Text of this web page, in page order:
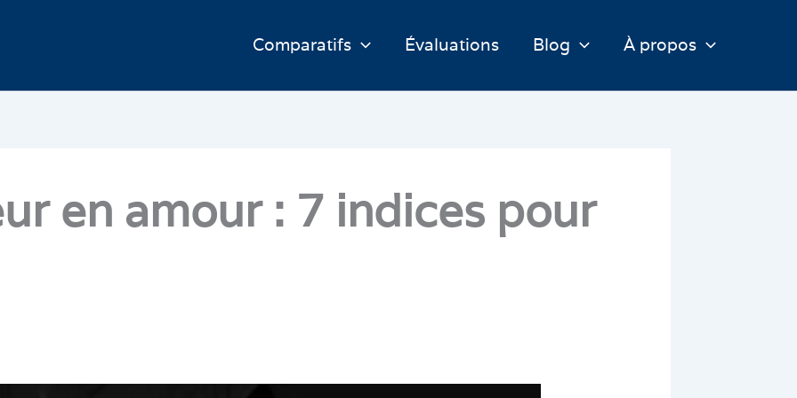
Comparatifs Évaluations Blog À propos
en amour : 7 indices pour